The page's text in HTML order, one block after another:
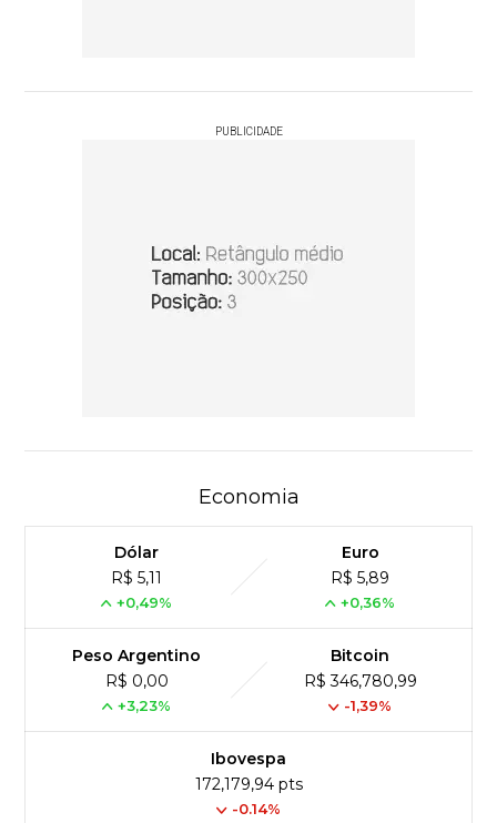
PUBLICIDADE
Economia
Dólar
R$ 5,11
+0,49%
Euro
R$ 5,89
+0,36%
Peso Argentino
R$ 0,00
+3,23%
Bitcoin
R$ 346,780,99
-1,39%
Ibovespa
172,179,94 pts
-0.14%